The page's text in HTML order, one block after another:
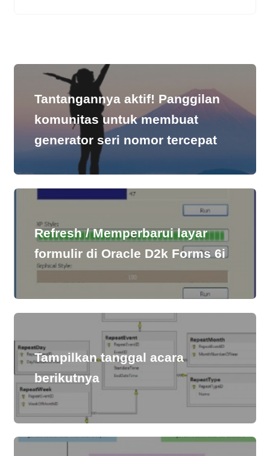
Tantangannya aktif! Panggilan
komunitas untuk membuat
generator seri nomor tercepat
Refresh / Memperbarui layar
formulir di Oracle D2k Forms 6i
Tampilkan tanggal acara
berikutnya